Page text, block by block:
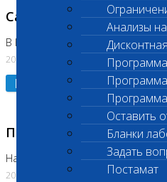
Анализы
Оставить
Бланки
Задать
Постамат
Санитарный день
В Коломне 20.07.2026
20.07.2026
Подробнее
Приостановлено
На Нагорной
20.07.2026